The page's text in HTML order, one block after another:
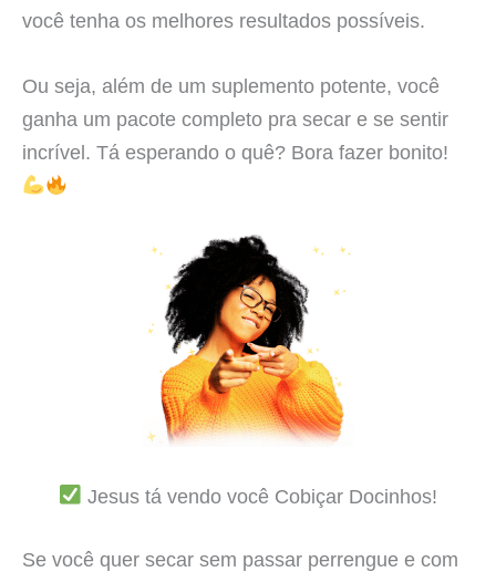
você tenha os melhores resultados possíveis.
Ou seja, além de um suplemento potente, você
ganha um pacote completo pra secar e se sentir
incrível. Tá esperando o quê? Bora fazer bonito!
Jesus tá vendo você Cobiçar Docinhos!
Se você quer secar sem passar perrengue e com